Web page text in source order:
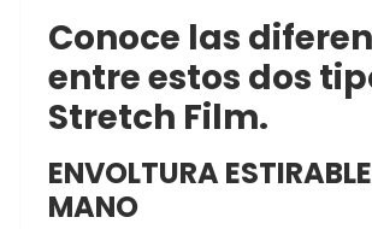
Conoce las
entre estos dos
Stretch Film.
ENVOLTURA
MANO